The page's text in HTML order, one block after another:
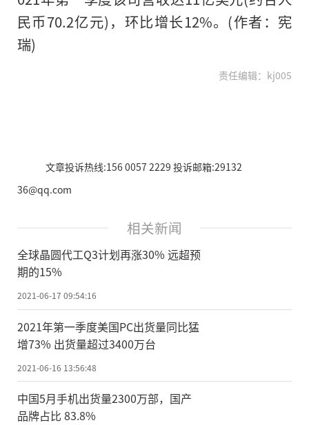
民币70.2亿元)，环比增长12%。(作者：宪
瑞)
责任编辑：kj005
文章投诉热线:156 0057 2229 投诉邮箱:29132
36@qq.com
相关新闻
全球晶圆代工Q3计划再涨30% 远超预
期的15%
2021-06-17 09:54:16
2021年第一季度美国PC出货量同比猛
增73% 出货量超过3400万台
2021-06-16 13:56:48
中国5月手机出货量2300万部，国产
品牌占比 83.8%